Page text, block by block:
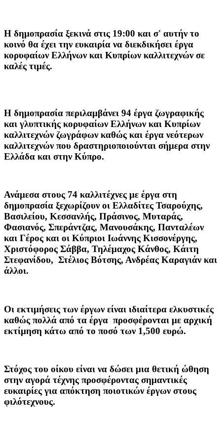
Η δημοπρασία ξεκινά στις 19:00 και σ' αυτήν το
κοινό θα έχει την ευκαιρία να διεκδικήσει έργα
κορυφαίων Ελλήνων και Κυπρίων καλλιτεχνών σε
καλές τιμές.
Η δημοπρασία περιλαμβάνει 94 έργα ζωγραφικής
και γλυπτικής κορυφαίων Ελλήνων και Κυπρίων
καλλιτεχνών ζωγράφων καθώς και έργα νεότερων
καλλιτεχνών που δραστηριοποιούνται σήμερα στην
Ελλάδα και στην Κύπρο.
Ανάμεσα στους 74 καλλιτέχνες με έργα στη
δημοπρασία ξεχωρίζουν οι Ελλαδίτες Τσαρούχης,
Βασιλείου, Κεσσανλής, Πράσινος, Μυταράς,
Φασιανός, Σπεράντζας, Μανουσάκης, Πανταλέων
και Γέρος και οι Κύπριοι Ιωάννης Κισσονέργης,
Χριστόφορος Σάββα, Τηλέμαχος Κάνθος, Κάιτη
Στεφανίδου, Στέλιος Βότσης, Ανδρέας Καραγιάν και
άλλοι.
Οι εκτιμήσεις των έργων είναι ιδιαίτερα ελκυστικές
καθώς πολλά από τα έργα προσφέρονται με αρχική
εκτίμηση κάτω από το ποσό των 1,500 ευρώ.
Στόχος του oίκου είναι να δώσει μια θετική ώθηση
στην αγορά τέχνης προσφέροντας σημαντικές
ευκαιρίες για απόκτηση ποιοτικών έργων στους
φιλότεχνους.